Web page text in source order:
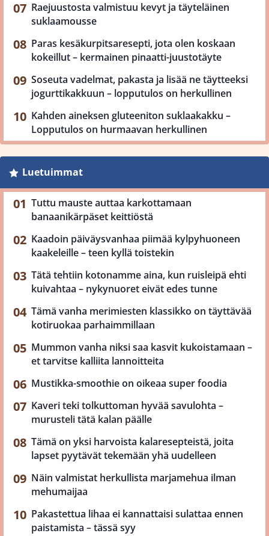
Raejuustosta valmistuu kevyt ja täyteläinen
suklaamousse
Paras kesäkurpitsaresepti, jota olen koskaan
kokeillut – kermainen pinaatti-juustotäyte
Soseuta vadelmat, pakasta ja lisää ne täytteeksi
jogurttikakkuun – lopputulos on herkullinen
Kahden aineksen gluteeniton suklaakakku –
Lopputulos on hurmaavan herkullinen
Luetuimmat
Tuttu mauste auttaa karkottamaan
banaanikärpäset keittiöstä
Kaadoin päiväysvanhaa piimää kylpyhuoneen
kaakeleille – teen kyllä toistekin
Tätä tehtiin kotonamme aina, kun ruisleipä ehti
kuivahtaa – nykynuoret eivät edes tunne
Tämä vanha merimiesten klassikko on täyttävää
kotiruokaa parhaimmillaan
Mummon vanha niksi saa kasvit kukoistamaan –
et tarvitse kalliita lannoitteita
Mustikka-smoothie on oikeaa super foodia
Kaveri teki tolkuttoman hyvää savulohta –
murusteli tätä kalan päälle
Tämä on yksi harvoista kalaresepteistä, joita
lapset pyytävät tekemään yhä uudelleen
Näin valmistat herkullista marjamehua ilman
mehumaijaa
Pakastettua lihaa ei kannattaisi sulattaa ennen
paistamista – tässä syy